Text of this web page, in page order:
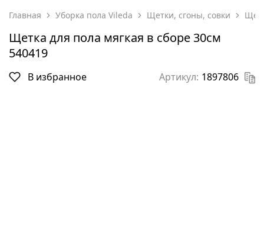
Главная Уборка пола Vileda Щетки, сгоны, совки
Щетка для пола мягкая в сборе 30см
540419
В избранное Артикул: 1897806